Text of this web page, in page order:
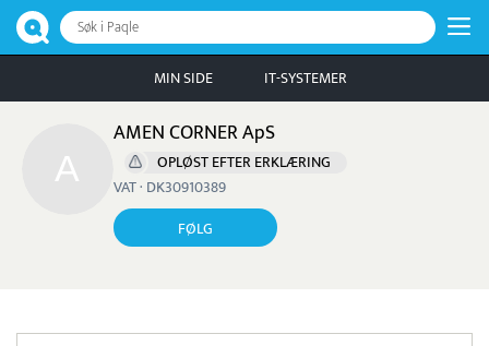
Søk i Paqle
MIN SIDE IT-SYSTEMER
AMEN CORNER ApS
OPLØST EFTER ERKLÆRING
VAT · DK30910389
FØLG